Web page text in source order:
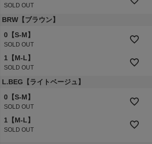
SOLD OUT
BRW【ブラウン】
0【S-M】
SOLD OUT
1【M-L】
SOLD OUT
L.BEG【ライトベージュ】
0【S-M】
SOLD OUT
1【M-L】
SOLD OUT